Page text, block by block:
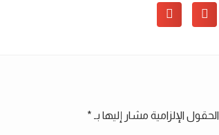
الحقول الإلزامية مشار إليها بـ *